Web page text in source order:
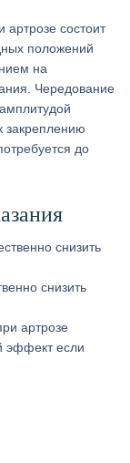
артрозе состоит
положений
на
Чередование
закреплению
до
снизить
артрозе
эффект если